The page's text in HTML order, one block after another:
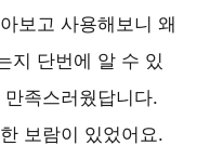
보고 사용해보니 왜
지 단번에 알 수 있
족스러웠답니다.
보람이 있었어요.